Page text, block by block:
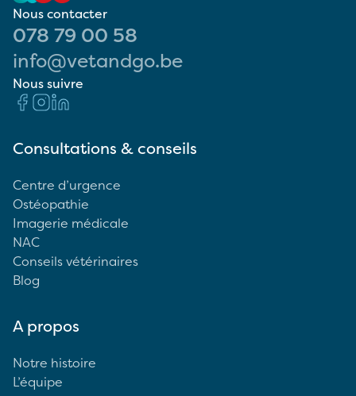
Nous contacter
078 79 00 58
info@vetandgo.be
Nous suivre
Consultations & conseils
Centre d’urgence
Ostéopathie
Imagerie médicale
NAC
Conseils vétérinaires
Blog
A propos
Notre histoire
L’équipe